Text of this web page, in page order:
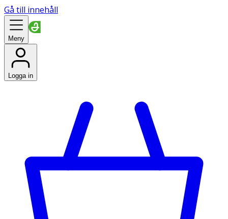
Gå till innehåll
Meny
Logga in